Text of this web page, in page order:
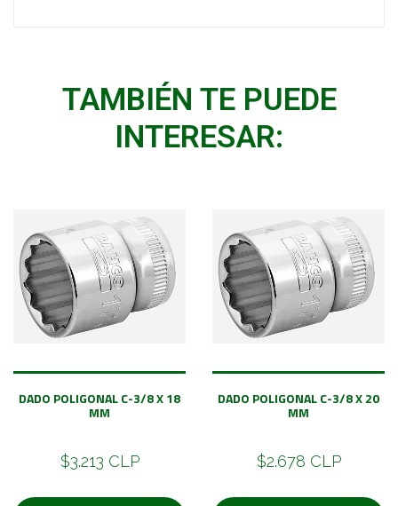
TAMBIÉN TE PUEDE
INTERESAR:
DADO POLIGONAL C-3/8 X 18
MM
$3.213 CLP
DADO POLIGONAL C-3/8 X 20
MM
$2.678 CLP